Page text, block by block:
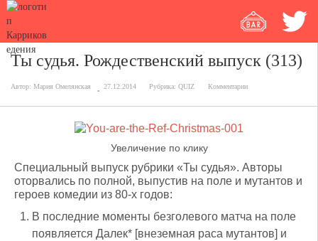
Ты судья. Рождественский выпуск (313)
Автор: Мария Омелянская 27.12.2014 Рубрика: QUIZ Комментарии
Увеличение по клику
Специальный выпуск рубрики «Ты судья». Авторы
оторвались по полной, выпустив на поле и мутантов и
героев комедии из 80-х годов:
В последние моменты безголевого матча на поле
появляется Далек* [внеземная раса мутантов] и